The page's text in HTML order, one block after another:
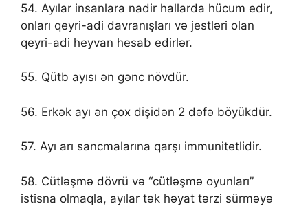
54. Ayılar insanlara nadir hallarda hücum edir,
onları qeyri-adi davranışları və jestləri olan
qeyri-adi heyvan hesab edirlər.
55. Qütb ayısı ən gənc növdür.
56. Erkək ayı ən çox dişidən 2 dəfə böyükdür.
57. Ayı arı sancmalarına qarşı immunitetlidir.
58. Cütləşmə dövrü və “cütləşmə oyunları”
istisna olmaqla, ayılar tək həyat tərzi sürməyə